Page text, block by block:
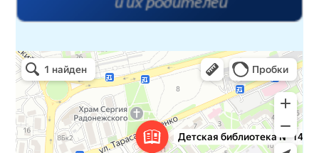
Детская библиотека № 14 Дружбы народов
Библиотека в Севастополе